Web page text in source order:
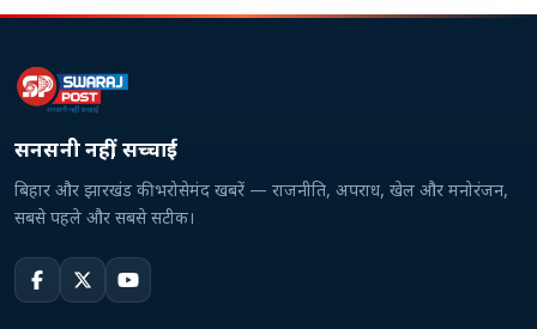
सनसनी नहीं, सच्चाई
बिहार और झारखंड की भरोसेमंद खबरें — राजनीति, अपराध, खेल और मनोरंजन,
सबसे पहले और सबसे सटीक।